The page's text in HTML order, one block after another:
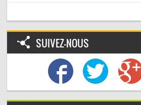
SUIVEZ-NOUS